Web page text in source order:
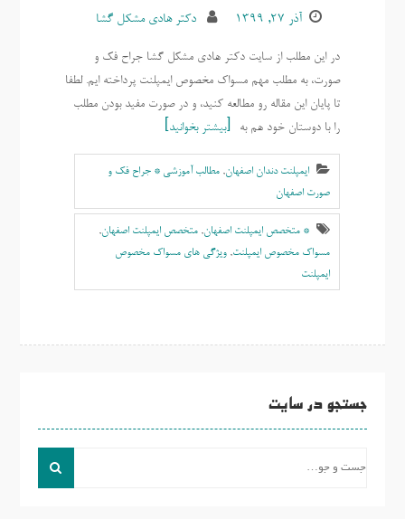
آذر ۲۷, ۱۳۹۹ دکتر هادی مشکل گشا
در این مطلب از سایت دکتر هادی مشکل گشا جراح فک و
صورت، به مطلب مهم مسواک مخصوص ایمپلنت پرداخته ایم. لطفا
تا پایان این مقاله رو مطالعه کنید، و در صورت مفید بودن مطلب
را با دوستان خود هم به
بیشتر بخوانید
ایمپلنت دندان اصفهان, مطالب آموزشی * جراح فک و
صورت اصفهان
* متخصص ایمپلنت اصفهان, متخصص ایمپلنت اصفهان,
مسواک مخصوص ایمپلنت, ویژگی های مسواک مخصوص
ایمپلنت
جستجو در سایت